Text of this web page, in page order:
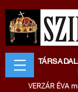
VERZÁR ÉVA